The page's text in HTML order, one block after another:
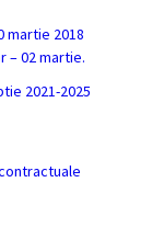
martie 2018
– 02 martie.
2021-2025